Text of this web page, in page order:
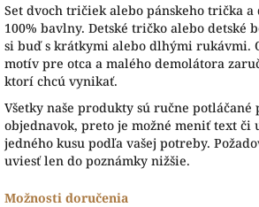
Set dvoch tričiek alebo pánskeho trička a
100% bavlny. Detské tričko alebo detské
si buď s krátkymi alebo dlhými rukávmi.
motív pre otca a malého demolátora
ktorí chcú vynikať.
Všetky naše produkty sú ručne
objednavok, preto je možné meniť text či
jedného kusu podľa vašej potreby.
uviesť len do poznámky nižšie.
Možnosti doručenia